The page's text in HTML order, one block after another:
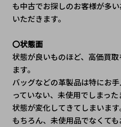
も中古でお探しのお客様が多
いただきます。
〇状態面
状態が良いものほど、高価買
ます。
バッグなどの革製品は特にお
っていない、未使用でしまっ
状態が変化してきてしまいます
もちろん、未使用品でなくて